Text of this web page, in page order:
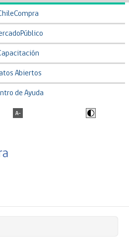
Abiertos
de Ayuda